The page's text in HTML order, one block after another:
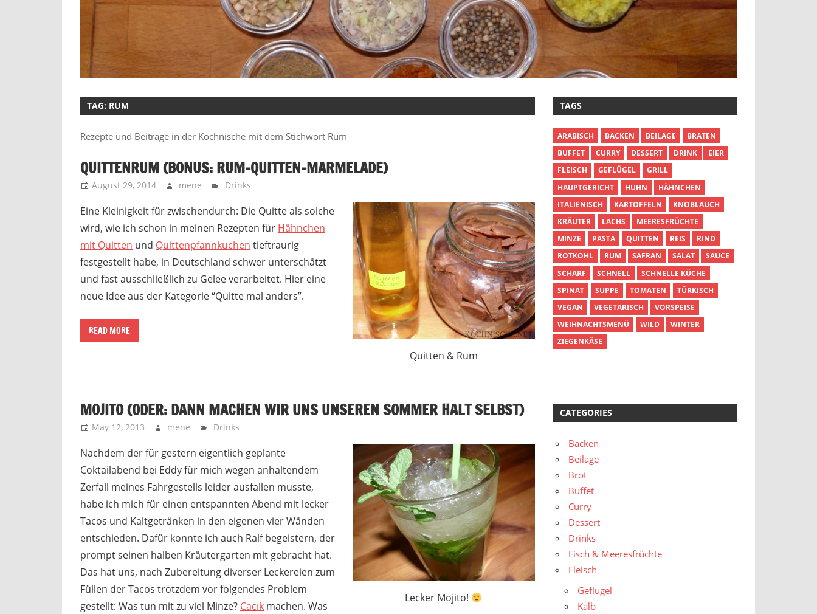
TAG: RUM
Rezepte und Beiträge in der Kochnische mit dem Stichwort Rum
QUITTENRUM (BONUS: RUM-QUITTEN-MARMELADE)
August 29, 2014 mene Drinks
Quitten & Rum
Eine Kleinigkeit für zwischendurch: Die Quitte als solche
wird, wie ich schon in meinen Rezepten für Hähnchen
mit Quitten und Quittenpfannkuchen tieftraurig
festgestellt habe, in Deutschland schwer unterschätzt
und fast ausschließlich zu Gelee verarbeitet. Hier eine
neue Idee aus der Kategorie “Quitte mal anders”.
READ MORE
MOJITO (ODER: DANN MACHEN WIR UNS UNSEREN SOMMER HALT SELBST)
May 12, 2013 mene Drinks
Lecker Mojito!
Nachdem der für gestern eigentlich geplante
Coktailabend bei Eddy für mich wegen anhaltendem
Zerfall meines Fahrgestells leider ausfallen musste,
habe ich mich für einen entspannten Abend mit lecker
Tacos und Kaltgetränken in den eigenen vier Wänden
entschieden. Dafür konnte ich auch Ralf begeistern, der
prompt seinen halben Kräutergarten mit gebracht hat.
Das hat uns, nach Zubereitung diverser Leckereien zum
Füllen der Tacos trotzdem vor folgendes Problem
gestellt: Was tun mit zu viel Minze? Cacık machen. Was
TAGS
ARABISCH BACKEN BEILAGE
BRATEN
BUFFET
CURRY DESSERT DRINK
EIER
FLEISCH
GEFLÜGEL
GRILL
HAUPTGERICHT
HUHN
HÄHNCHEN
ITALIENISCH
KARTOFFELN
KNOBLAUCH
KRÄUTER
LACHS
MEERESFRÜCHTE
MINZE
PASTA QUITTEN REIS
RIND
ROTKOHL
RUM SAFRAN SALAT
SAUCE
SCHARF
SCHNELL
SCHNELLE KÜCHE
SPINAT
SUPPE TOMATEN
TÜRKISCH
VEGAN
VEGETARISCH
VORSPEISE
WEIHNACHTSMENÜ
WILD
WINTER
ZIEGENKÄSE
CATEGORIES
Backen
Beilage
Brot
Buffet
Curry
Dessert
Drinks
Fisch & Meeresfrüchte
Fleisch
Geflügel
Kalb